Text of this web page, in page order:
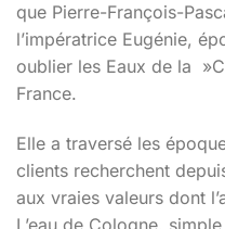
que Pierre-François-
l’impératrice Eugénie,
oublier les Eaux de la
France.
Elle a traversé les
clients recherchent
aux vraies valeurs dont